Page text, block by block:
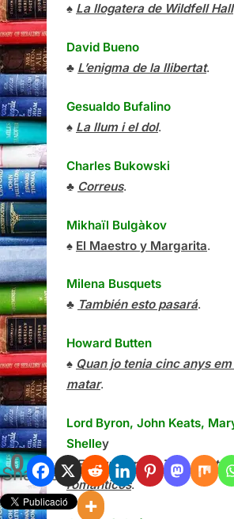
0
Shares
♠ La llogatera de Wildfell Hall
David Bueno
♣ L’enigma de la llibertat.
Gesualdo Bufalino
♠ La llum i el dol.
Charles Bukowski
♣ Correus.
Mikhaïl Bulgàkov
♠ El Maestro y Margarita.
Milena Busquets
♣ También esto pasará.
Howard Butten
♠ Quan jo tenia cinc anys
matar.
Lord Byron, John Keats,
Shelley
♠El mundo roto. Tres
románticos.